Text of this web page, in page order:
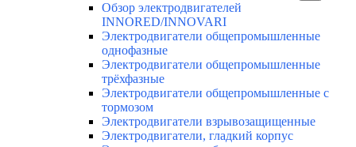
Обзор электродвигателей
INNORED/INNOVARI
Электродвигатели общепромышленные
однофазные
Электродвигатели общепромышленные
трёхфазные
Электродвигатели общепромышленные с
тормозом
Электродвигатели взрывозащищенные
Электродвигатели, гладкий корпус